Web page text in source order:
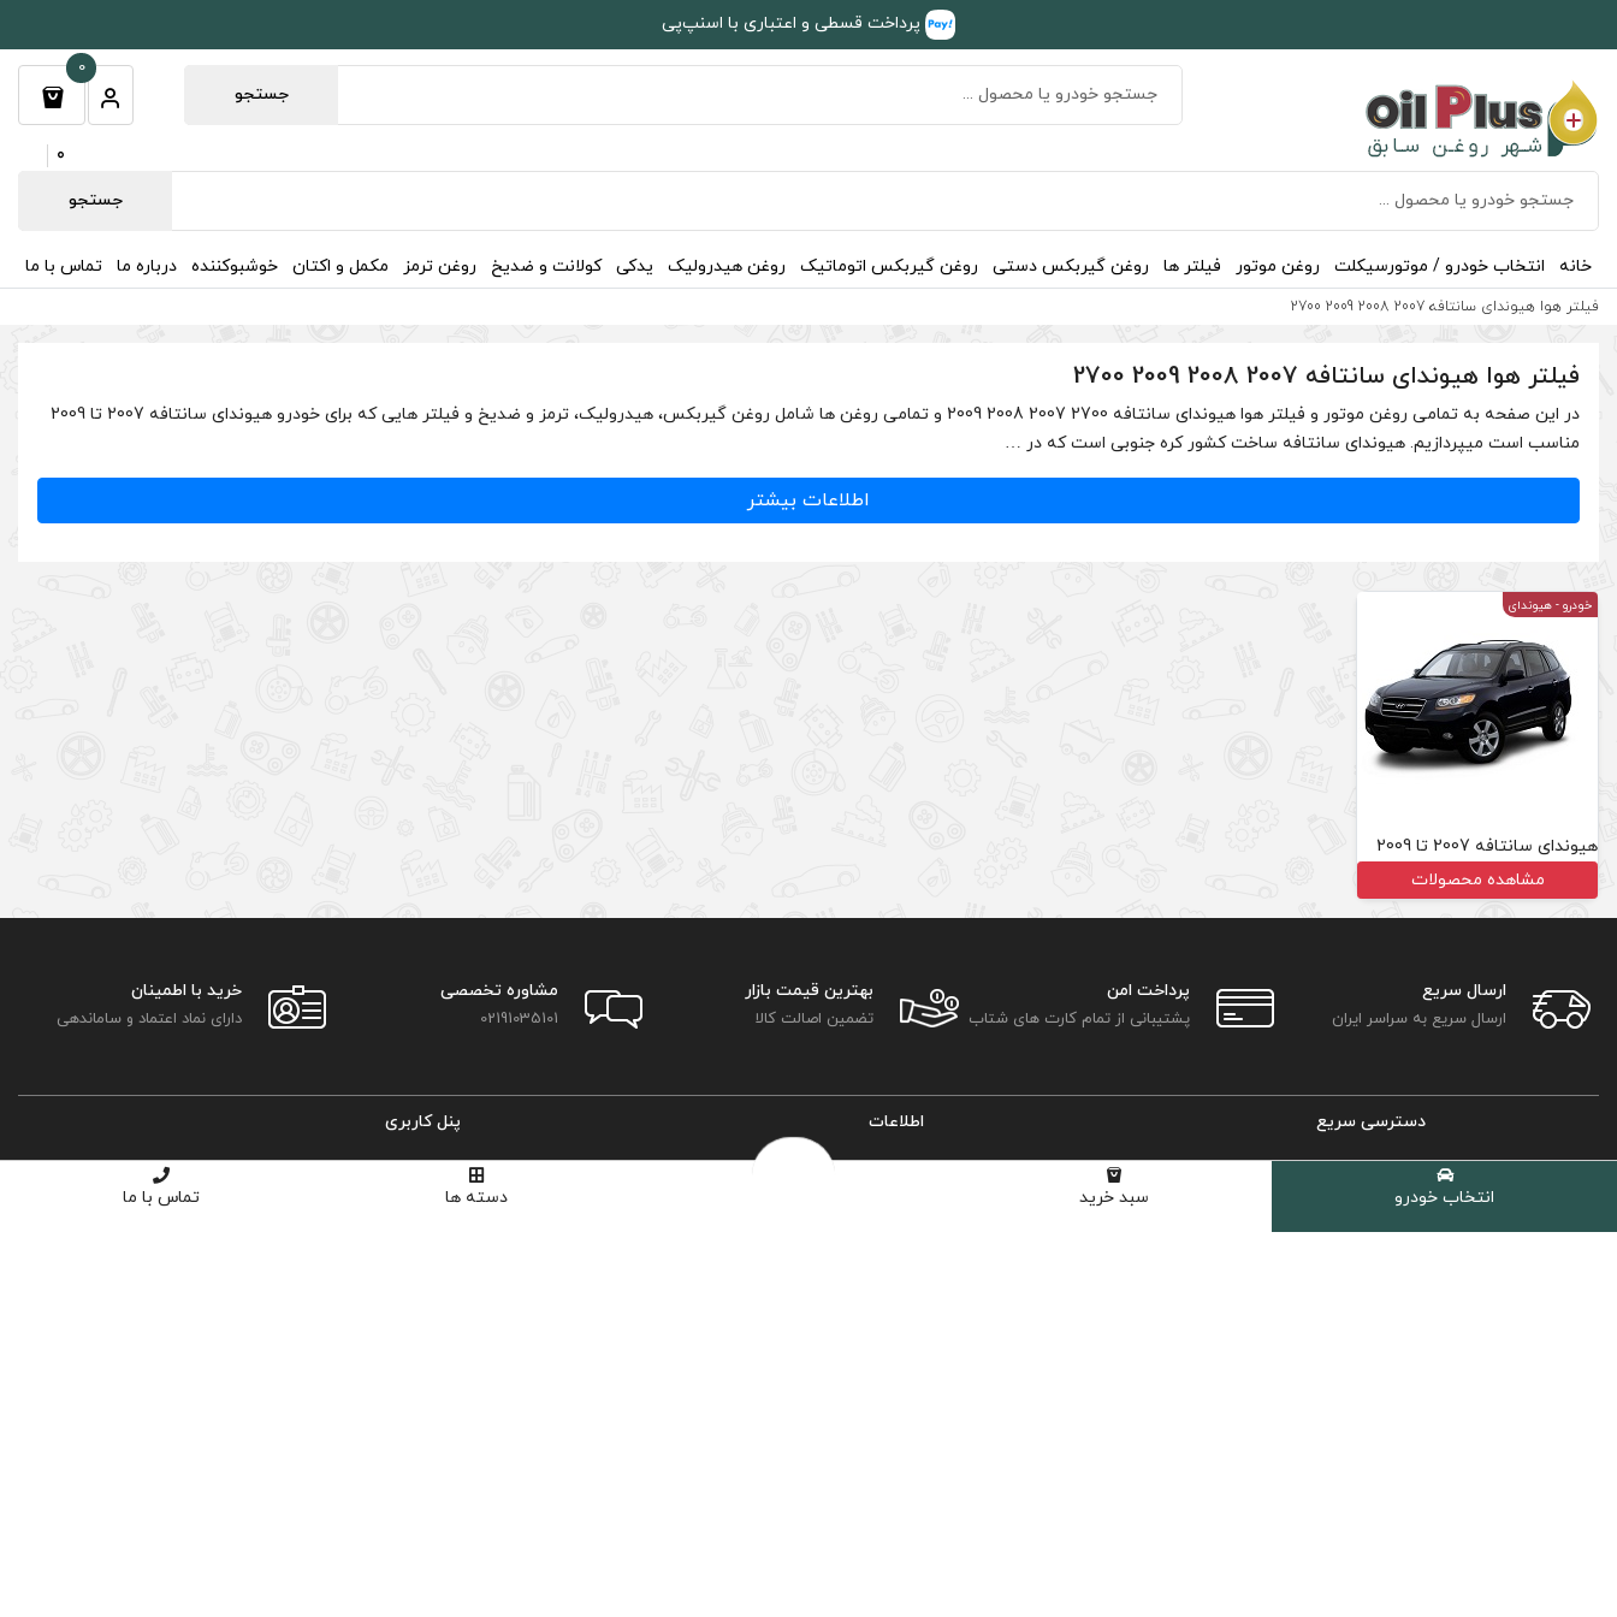
انتخاب خودرو سبد خرید دسته ها تماس با ما
پرداخت قسطی و اعتباری با اسنپ‌پی
جستجو
0
0
جستجو
خانه انتخاب خودرو / موتورسیکلت روغن موتور فیلتر ها روغن گیربکس دستی روغن گیربکس اتوماتیک روغن هیدرولیک یدکی کولانت و ضدیخ روغن ترمز مکمل و اکتان خوشبوکننده درباره ما تماس با ما
فیلتر هوا هیوندای سانتافه 2007 2008 2009 2700
فیلتر هوا هیوندای سانتافه 2007 2008 2009 2700
در این صفحه به تمامی روغن موتور و فیلتر هوا هیوندای سانتافه 2700 2007 2008 2009 و تمامی روغن ها شامل روغن گیربکس، هیدرولیک، ترمز و ضدیخ و فیلتر هایی که برای خودرو هیوندای سانتافه 2007 تا 2009
مناسب است میپردازیم. هیوندای سانتافه ساخت کشور کره جنوبی است که در …
اطلاعات بیشتر
خودرو - هیوندای
هیوندای سانتافه 2007 تا 2009
مشاهده محصولات
ارسال سریع
ارسال سریع به سراسر ایران
پرداخت امن
پشتیبانی از تمام کارت های شتاب
بهترین قیمت بازار
تضمین اصالت کالا
مشاوره تخصصی
02191035101
خرید با اطمینان
دارای نماد اعتماد و ساماندهی
دسترسی سریع اطلاعات پنل کاربری